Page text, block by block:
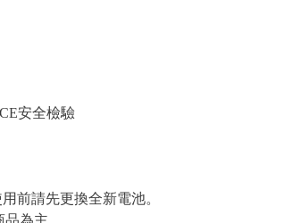
安全檢驗
前請先更換全新電池。
為主。